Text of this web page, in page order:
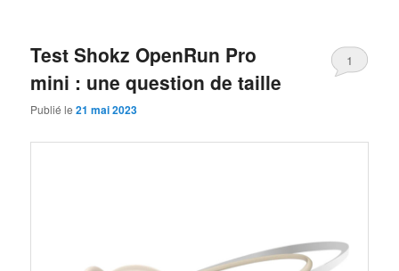
Test Shokz OpenRun Pro
mini : une question de taille
Publié le21 mai 2023
1